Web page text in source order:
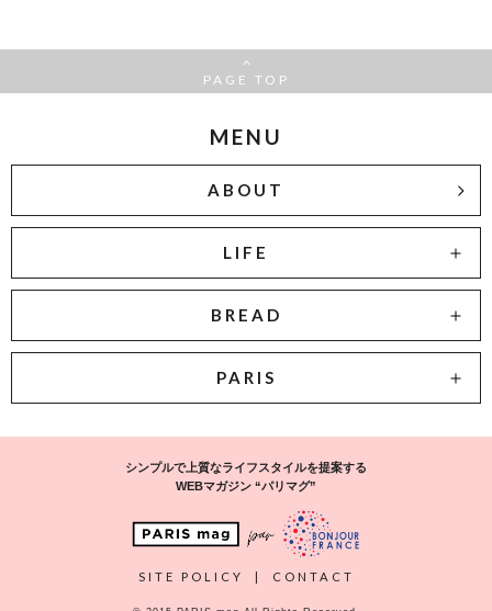
PAGE TOP
MENU
ABOUT
LIFE
BREAD
PARIS
シンプルで上質なライフスタイルを提案する
WEBマガジン “パリマグ”
SITE POLICY CONTACT